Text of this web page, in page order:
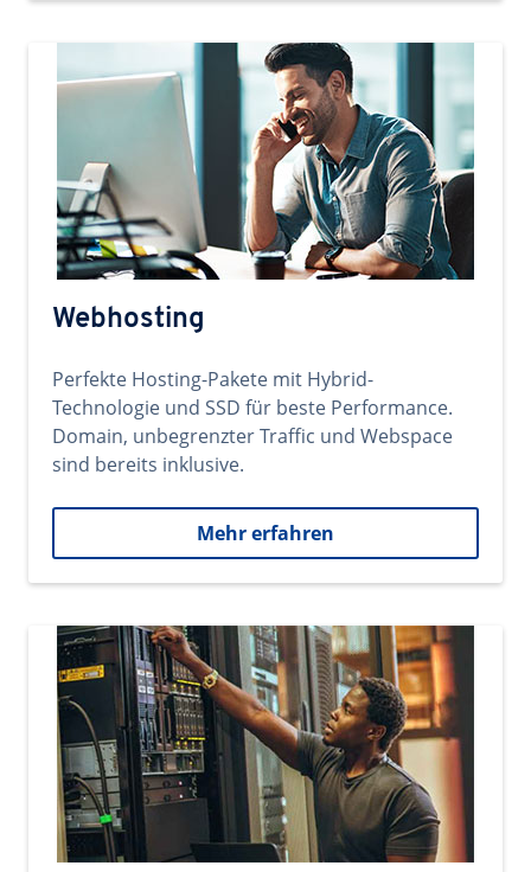
Webhosting
Perfekte Hosting-Pakete mit Hybrid-
Technologie und SSD für beste Performance.
Domain, unbegrenzter Traffic und Webspace
sind bereits inklusive.
Mehr erfahren